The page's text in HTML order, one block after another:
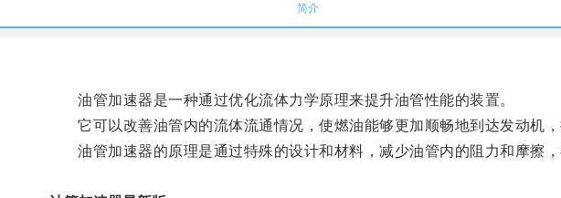
简介
油管加速器是一种通过优化流体力学原理来提升油管性能的装置。
它可以改善油管内的流体流通情况，使燃油能够更加顺畅地到达发动机，
油管加速器的原理是通过特殊的设计和材料，减少油管内的阻力和摩擦，